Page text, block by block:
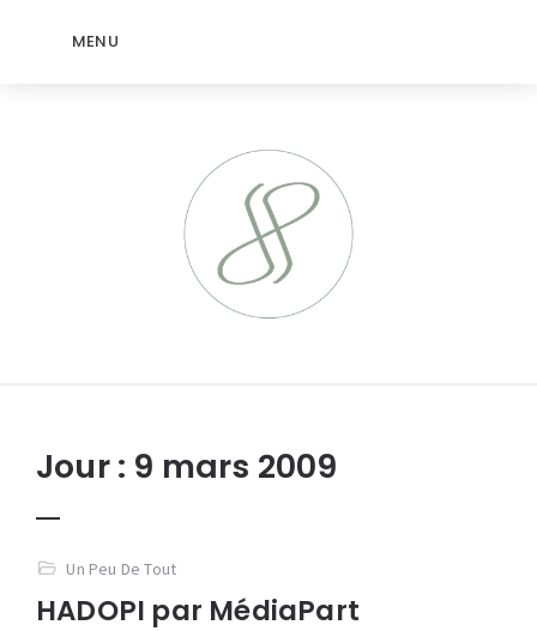
MENU
Jour : 9 mars 2009
Un Peu De Tout
HADOPI par MédiaPart